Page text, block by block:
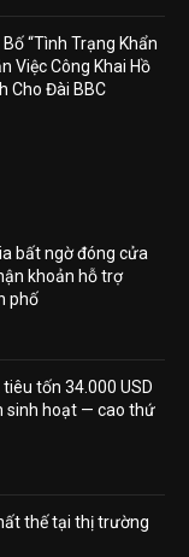
“Tình Trạng Khẩn
Việc Công Khai Hồ
Cho Đài BBC
bất ngờ đóng cửa
khoản hỗ trợ
phố
tốn 34.000 USD
sinh hoạt — cao thứ
thế tại thị trường